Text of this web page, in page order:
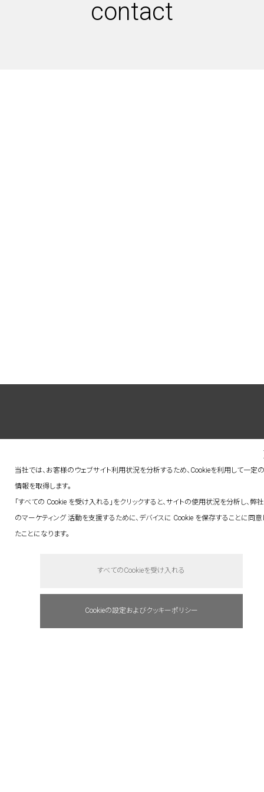
contact
say hello.
address : 東京都港区赤坂5-3-1 赤坂Bizタワ
ー 23F
e-mail : info@quantum.ne.jp
access : 東京メトロ千代田線「赤坂」駅より
当社では、お客様のウェブサイト利用状況を分析するため、Cookieを利用して一定の
情報を取得します。
「すべての Cookie を受け入れる」をクリックすると、サイトの使用状況を分析し、弊社
のマーケティング 活動を支援するために、デバイスに Cookie を保存することに同意
たことになります。
すべてのCookieを受け入れる
Cookieの設定およびクッキーポリシー